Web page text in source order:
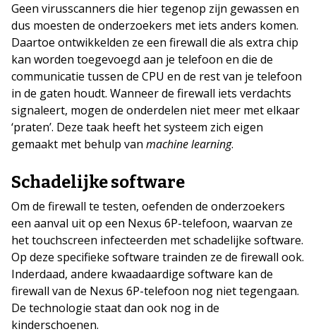
Geen virusscanners die hier tegenop zijn gewassen en
dus moesten de onderzoekers met iets anders komen.
Daartoe ontwikkelden ze een firewall die als extra chip
kan worden toegevoegd aan je telefoon en die de
communicatie tussen de CPU en de rest van je telefoon
in de gaten houdt. Wanneer de firewall iets verdachts
signaleert, mogen de onderdelen niet meer met elkaar
‘praten’. Deze taak heeft het systeem zich eigen
gemaakt met behulp van machine learning.
Schadelijke software
Om de firewall te testen, oefenden de onderzoekers
een aanval uit op een Nexus 6P-telefoon, waarvan ze
het touchscreen infecteerden met schadelijke software.
Op deze specifieke software trainden ze de firewall ook.
Inderdaad, andere kwaadaardige software kan de
firewall van de Nexus 6P-telefoon nog niet tegengaan.
De technologie staat dan ook nog in de
kinderschoenen.